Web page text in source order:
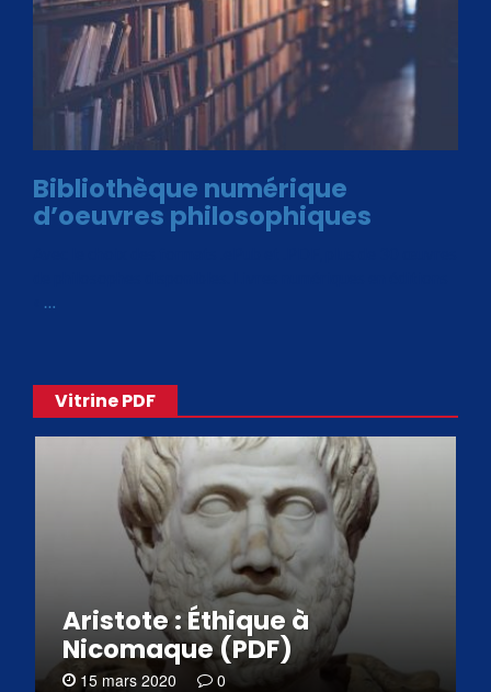
Bibliothèque numérique
d’oeuvres philosophiques
Vitrine PDF
Aristote : Éthique à
Nicomaque (PDF)
15 mars 2020 0